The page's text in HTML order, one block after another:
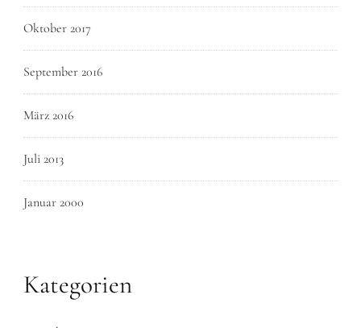
Oktober 2017
September 2016
März 2016
Juli 2013
Januar 2000
Kategorien